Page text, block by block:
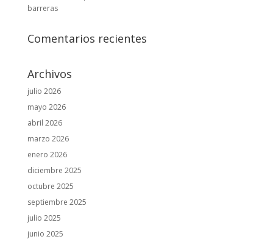
barreras
Comentarios recientes
Archivos
julio 2026
mayo 2026
abril 2026
marzo 2026
enero 2026
diciembre 2025
octubre 2025
septiembre 2025
julio 2025
junio 2025